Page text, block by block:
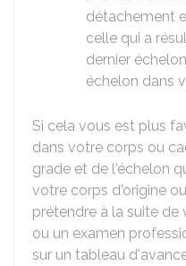
détachement
celle qui a
dernier
échelon dans
Si cela vous est plus
dans votre corps ou
grade et de l'échelon
votre corps d'origine
prétendre à la suite de
ou un examen
sur un tableau